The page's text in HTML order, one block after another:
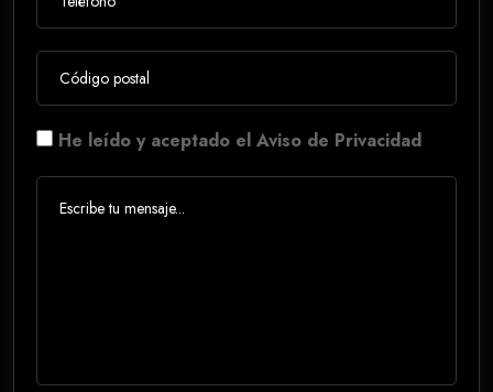
He leído y aceptado el Aviso de Privacidad